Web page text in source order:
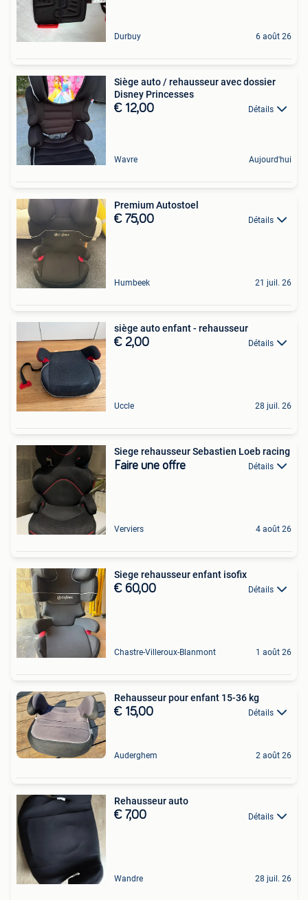
Durbuy 6 août 26
Siège auto / rehausseur avec dossier
Disney Princesses
€ 12,00 Détails
Wavre Aujourd'hui
Premium Autostoel
€ 75,00 Détails
Humbeek 21 juil. 26
siège auto enfant - rehausseur
€ 2,00 Détails
Uccle 28 juil. 26
Siege rehausseur Sebastien Loeb racing
Faire une offre Détails
Verviers 4 août 26
Siege rehausseur enfant isofix
€ 60,00 Détails
Chastre-Villeroux-Blanmont 1 août 26
Rehausseur pour enfant 15-36 kg
€ 15,00 Détails
Auderghem 2 août 26
Rehausseur auto
€ 7,00 Détails
Wandre 28 juil. 26